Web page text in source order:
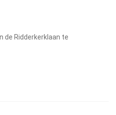
de Ridderkerklaan te